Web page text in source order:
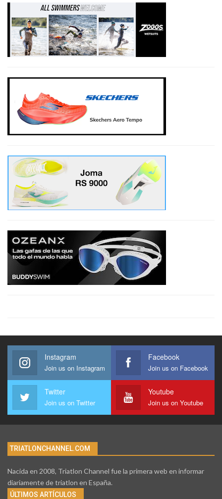
Instagram
Join us on Instagram
Facebook
Join us on Facebook
Twitter
Join us on Twitter
Youtube
Join us on Youtube
TRIATLONCHANNEL.COM
Nacida en 2008, Triatlon Channel fue la primera web en informar
diariamente de triatlon en España.
ÚLTIMOS ARTÍCULOS